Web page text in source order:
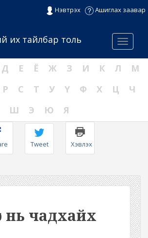
Нэвтрэх Ашиглах заавар
Menu
их тайлбар толь
Д Е Ё Ж З И К Л
М
Р С Т У Ү Ф Х Ц
Ч
Ш
Э Ю Я
Tweet Хэвлэх
нь чадхайх